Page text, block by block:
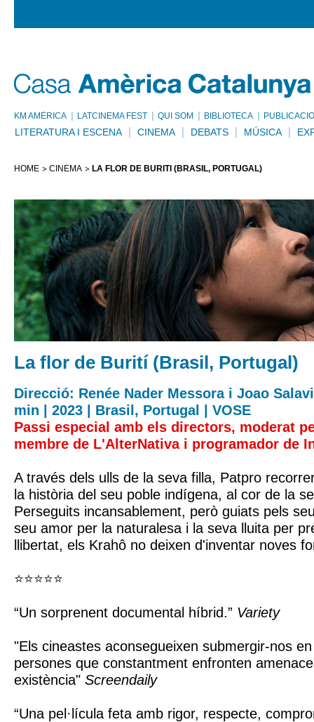
KM AMÈRICA LATCINEMA FEST QUI SOM BIBLIOTECA
LITERATURA I ESCENA CINEMA DEBATS MÚSICA
HOME CINEMA LA FLOR DE BURITÍ (BRASIL, PORTUGAL)
La flor de Burití (Brasil, Portugal)
Direcció: Renée Nader Messora i Joao
min | 2023 | Brasil, Portugal | VOSE
Passi especial amb els directors, moderat
membre de L'AlterNativa i programador de
A través dels ulls de la seva filla, Patpro
la història del seu poble indígena, al cor de la
Perseguits incansablement, però guiats pels
seu amor per la naturalesa i la seva lluita per
llibertat, els Krahô no deixen d'inventar noves
⭐​⭐​⭐​⭐​⭐​
“Un sorprenent documental híbrid.” Variety
"Els cineastes aconsegueixen submergir-nos en
persones que constantment enfronten
existència" Screendaily
“Una pel·lícula feta amb rigor, respecte,